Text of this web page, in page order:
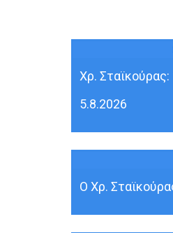
05 ΑΥΓ
Χρ.
5.8.2026
23
Ο Χρ.